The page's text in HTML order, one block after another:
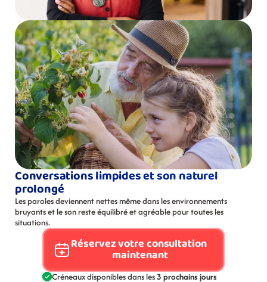
Conversations limpides et son naturel
prolongé
Les paroles deviennent nettes même dans les environnements
bruyants et le son reste équilibré et agréable pour toutes les
situations.
Réservez votre consultation
maintenant
Créneaux disponibles dans les 3 prochains jours